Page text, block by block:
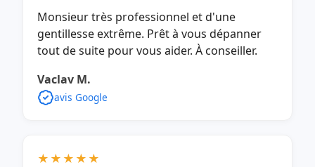
Monsieur très professionnel et d'une
gentillesse extrême. Prêt à vous dépanner
tout de suite pour vous aider. À conseiller.
Vaclav M.
avis Google
★★★★★